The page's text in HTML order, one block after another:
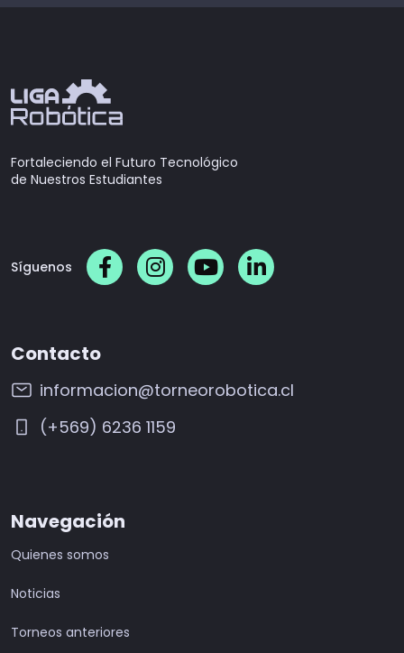
Fortaleciendo el Futuro Tecnológico
de Nuestros Estudiantes
Síguenos
Contacto
informacion@torneorobotica.cl
(+569) 6236 1159
Navegación
Quienes somos
Noticias
Torneos anteriores